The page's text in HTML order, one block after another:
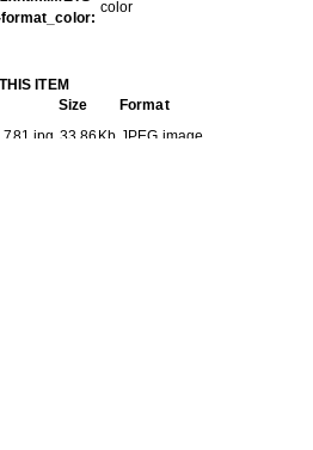
color
ITEM
Size
Format
781.jpg 33.86Kb JPEG image